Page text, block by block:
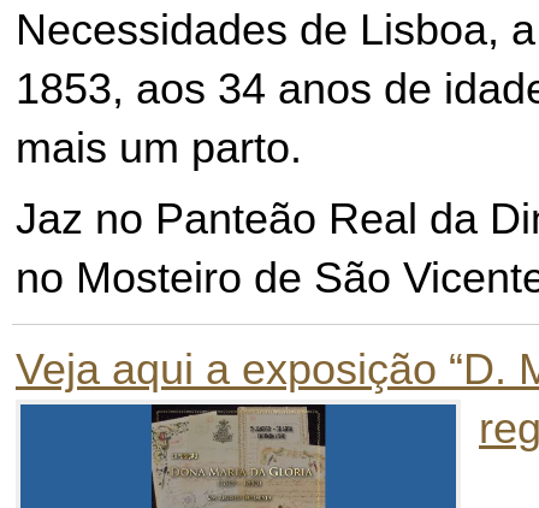
Necessidades de Lisboa,
1853, aos 34 anos de
mais um parto.
Jaz no Panteão Real da
no Mosteiro de São
Veja aqui a exposição “D.